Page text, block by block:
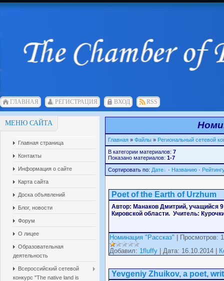
ГЛАВНАЯ РЕГИСТРАЦИЯ ВХОД RSS
МЕНЮ САЙТА
Главная страница
Контакты
Информация о сайте
Карта сайта
Доска объявлений
Блог, новости
Форум
О лицее
Образовательная
деятельность
Всероссийский сетевой
конкурс "The native land is
Главная » Файлы » Региональный сетевой
В категории материалов: 7
Показано материалов: 1-7
Сортировать по: Дате · Названию ·
Poet of the Earth of Urzhum
Автор: Манаков Дмитрий, учащийся 9
Кировской области. Учитель:
Номинация "Рассказ" | Просмотров:
Добавил: 1fluffy | Дата: 16.10.2014 |
Yevgeniy Zhuikov, a poet,